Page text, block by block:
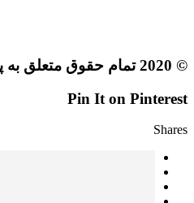
© 2020 تمام حقوق متعلق به پارس الرمس می باشد.
Pin It on Pinterest
Shares